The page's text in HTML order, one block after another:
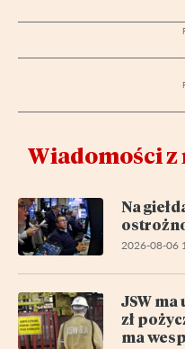
Wiadomości
Na
2026-08-06
JSW
zł
ma